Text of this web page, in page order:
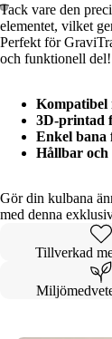
Öppna
bilden
Öppna
bilden
Tack vare den
elementet, vilket
Perfekt för
och funktionell del!
Kompatibel
3D-printad
Enkel bana
Hållbar och
Gör din kulbana
med denna
Tillverkad